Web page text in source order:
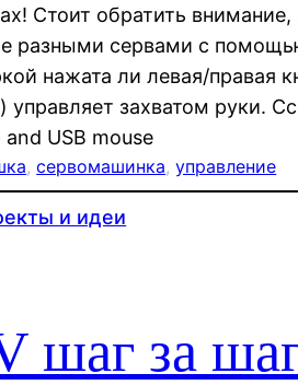
Стоит обратить внимание,
разными сервами c
нажата ли левая/правая
управляет захватом руки.
USB mouse
, сервомашинка, управление
и идеи
шаг за